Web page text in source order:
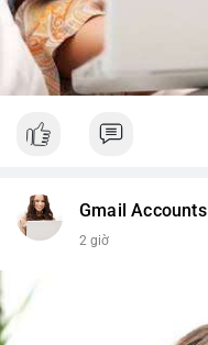
Gmail Accounts
2 giờ